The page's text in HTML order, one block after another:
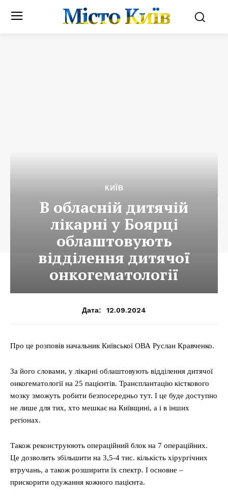
Місто Київ
КИЇВ
В обласній дитячій
лікарні у Боярці
облаштовують
відділення дитячої
онкогематології
Дата: 12.09.2024
Про це розповів начальник Київської ОВА Руслан Кравченко.
За його словами, у лікарні облаштовують відділення дитячої
онкогематології на 25 пацієнтів. Трансплантацію кісткового
мозку зможуть робити безпосередньо тут. І це буде доступно
не лише для тих, хто мешкає на Київщині, а і в інших
регіонах.
Також реконструюють операційний блок на 7 операційних.
Це дозволить збільшити на 3,5-4 тис. кількість хірургічних
втручань, а також розширити їх спектр. І основне –
прискорити одужання кожного пацієнта.